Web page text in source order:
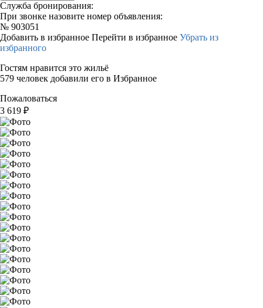
Служба бронирования:
При звонке назовите номер объявления:
№ 903051
Добавить в избранное Перейти в избранное Убрать из
избранного
Гостям нравится это жильё
579 человек добавили его в Избранное
Пожаловаться
3 619 ₽